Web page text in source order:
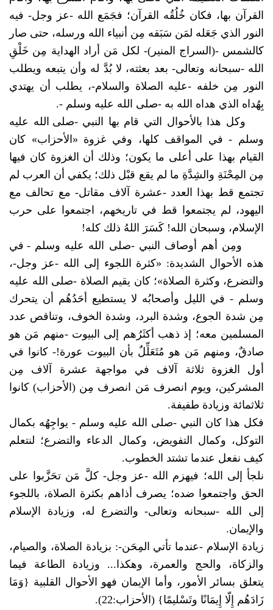
القرآن بها، فكان خُلُقُه القرآن؛ فجَمَع الله -عز وجل- فيه
النور الذي جَعَله لمَن سَبَقه مِن أنبياء الله ورسله، حتى صار
كالشمس -(السراج المنير)- لكل مَن أراد الهداية مِن خَلْقِ
الله -سبحانه وتعالى- بعد بعثته، لا بُدَّ له وأن يتبعه ويطلب
النور مِن خلفه -عليه الصلاة والسلام-، يطلب أن يهتدي
بِهُداه الذي هداه الله به -صلى الله عليه وسلم -.
وكل هذا بالأحوال التي قام بها النبي -صلى الله عليه
وسلم - في المواقف كلها، وفي غزوة «الأحزاب» كان
القيام بهذا على أعلى ما يكون؛ وذلك أن الغزوة كان فيها
مِن المِحْنَةِ والشِدَّةِ ما لم يقع قبْل ذلك؛ يكفي أن العرب لم
تجتمع قط بهذا العدد -عشرة آلاف مقاتل- مع تحالف مع
اليهود، لم يجتمعوا قط في تاريخهم، اجتمعوا على حرب
الإسلام، وسبحان الله! كَسَرَ اللهُ ذلك كله!
ومِن أهم أوصاف النبي -صلى الله عليه وسلم - في
هذه الأحوال الشديدة: «كثرة اللجوء إلى الله -عز وجل-،
والتضرع، وكثرة الصلاة»؛ كان يقيم الصلاة -صلى الله عليه
وسلم - في الليل وأصحابُه لا يستطيع أحَدُهُم أن يتحرك
مِن شدة الجوع، وشدة البرد، وشدة الخوف، وتناقص عدد
المسلمين معه؛ إذ ذهب أكثَرُهم إلى البيوت -منهم مَن هو
صادقٌ، ومنهم مَن هو مُتَعَلِّلٌ بأن البيوت عورة!- كانوا في
أول الغزوة ثلاثة آلاف في مواجهة عشرة آلاف مِن
المشركين، ويوم انصرف مَن انصرف مِن (الأحزاب) كانوا
ثلاثمائة وزيادة طفيفة.
فكل هذا كان النبي -صلى الله عليه وسلم - يواجِهُه بكمال
التوكل، وكمال التفويض، وكمال الدعاء والتضرع؛ لنتعلم
كيف نفعل عندما تشتد الخطوب.
نلجأ إلى الله؛ فيهزم الله -عز وجل- كلَّ مَن تحَزَّبوا على
الحق واجتمعوا ضده؛ يصرف أذاهم بكثرة الصلاة، باللجوء
إلى الله -سبحانه وتعالى- والتضرع له، وزيادة الإسلام
والإيمان.
زيادة الإسلام -عندما تأتي المِحَن-: بزيادة الصلاة، والصيام،
والزكاة، والحج والعمرة، وهكذا... وزيادة الطاعة فيما
يتعلق بسائر الأمور، وأما الإيمان فهو الأحوال القلبية {وَمَا
زَادَهُم إِلّا إِيمَانًا وتَسْليمًا} (الأحزاب:22).